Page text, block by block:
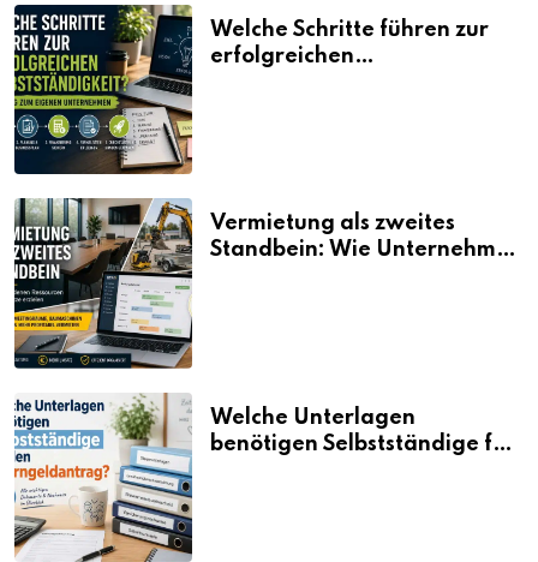
Welche Schritte führen zur
erfolgreichen
Vermietung als zweites
Standbein: Wie Unternehmen
Welche Unterlagen
benötigen Selbstständige für